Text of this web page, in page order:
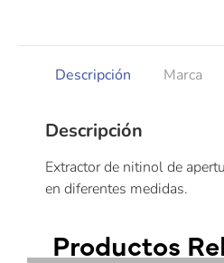
Descripción Marca
Descripción
Extractor de nitinol de
en diferentes medidas.
Productos